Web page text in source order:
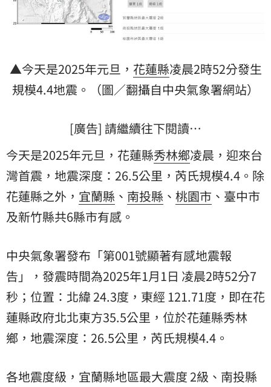
▲今天是2025年元旦， 花蓮縣凌晨2時52分發生
規模4.4地震。（圖／翻攝自中央氣象署網站）
[廣告] 請繼續往下閱讀…
今天是2025年元旦，花蓮縣秀林鄉凌晨，迎來台
灣首震，地震深度：26.5公里，芮氏規模4.4。除
花蓮縣之外， 宜蘭縣 、 南投縣 、 桃園市 、臺中市
及新竹縣共6縣市有感。
中央氣象署發布「第001號顯著有感地震報
告」，發震時間為2025年1月1日 凌晨2時52分7
秒；位置：北緯 24.3度，東經 121.71度，即在花
蓮縣政府北北東方35.5公里，位於花蓮縣秀林
鄉，地震深度：26.5公里，芮氏規模4.4。
各地震度級，宜蘭縣地區最大震度 2級、南投縣